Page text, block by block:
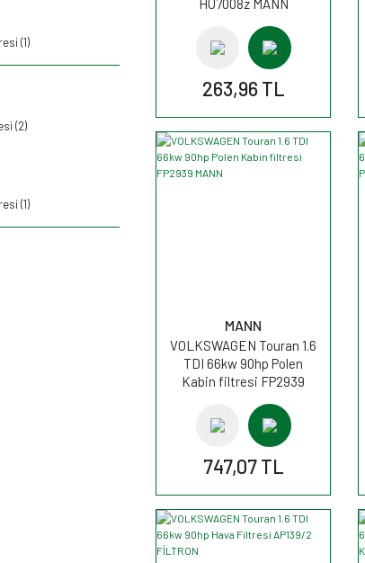
(1)
(2)
(1)
HU7008z MANN
263,96 TL
MANN
VOLKSWAGEN Touran 1.6
TDI 66kw 90hp Polen
Kabin filtresi FP2939
747,07 TL